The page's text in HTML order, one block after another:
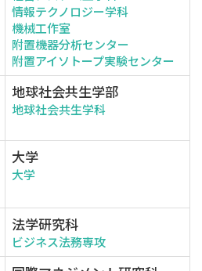
情報テクノロジー学科
機械工作室
附置機器分析センター
附置アイソトープ実験センター
地球社会共生学部
地球社会共生学科
大学
大学
法学研究科
ビジネス法務専攻